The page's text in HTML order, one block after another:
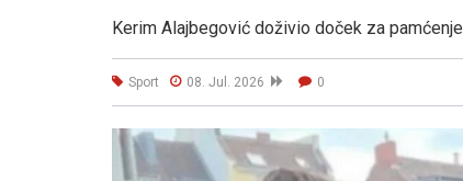
Kerim Alajbegović doživio doček za pamćenje
Sport 08. Jul. 2026 0